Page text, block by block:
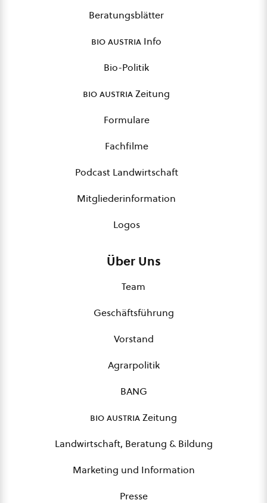
Beratungsblätter
bio austria Info
Bio-Politik
bio austriaZeitung
Formulare
Fachfilme
Podcast Landwirtschaft
Mitgliederinformation
Logos
Über Uns
Team
Geschäftsführung
Vorstand
Agrarpolitik
BANG
bio austriaZeitung
Landwirtschaft, Beratung & Bildung
Marketing und Information
Presse